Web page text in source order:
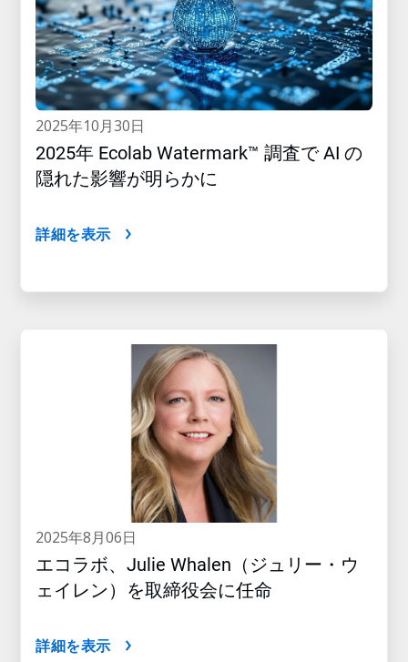
2025年10月30日
2025年 Ecolab Watermark™ 調査で AI の
隠れた影響が明らかに
詳細を表示
2025年8月06日
エコラボ、Julie Whalen（ジュリー・ウ
ェイレン）を取締役会に任命
詳細を表示